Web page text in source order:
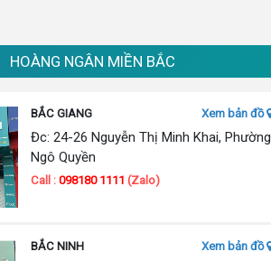
HOÀNG NGÂN MIỀN BẮC
BẮC GIANG Xem bản đồ
Đc: 24-26 Nguyễn Thị Minh Khai, Phường
Ngô Quyền
Call :098180 1111 (Zalo)
BẮC NINH Xem bản đồ